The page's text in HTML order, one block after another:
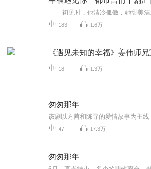
183 1.6万
《遇见未知的幸福》姜伟师
18 1.3万
匆匆那年
47 17.3万
匆匆那年